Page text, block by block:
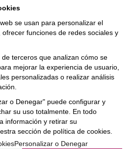
valoraciones para este
producto.
se usan para personalizar el
funciones de redes sociales y
terceros que analizan cómo se
mejorar la experiencia de usuario,
personalizadas o realizar análisis
o Denegar" puede configurar y
su uso totalmente. En todo
información y retirar su
sección de política de cookies.
Personalizar o Denegar